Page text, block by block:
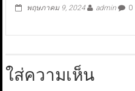
พฤษภาคม 9, 2024 admin 0
ใส่ความเห็น